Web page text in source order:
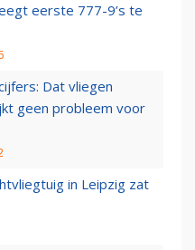
eerste 777-9’s te
Dat vliegen
geen probleem voor
in Leipzig zat